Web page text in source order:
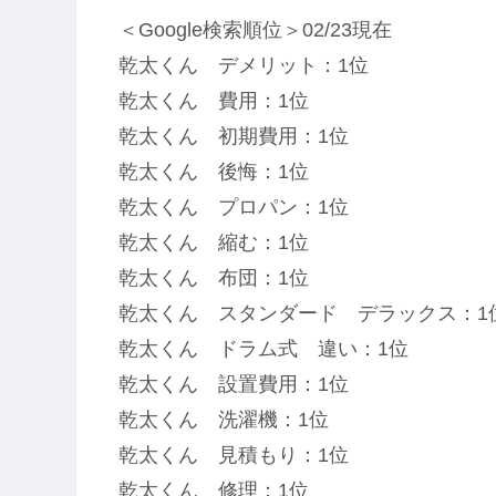
＜Google検索順位＞02/23現在
乾太くん デメリット：1位
乾太くん 費用：1位
乾太くん 初期費用：1位
乾太くん 後悔：1位
乾太くん プロパン：1位
乾太くん 縮む：1位
乾太くん 布団：1位
乾太くん スタンダード デラックス：1
乾太くん ドラム式 違い：1位
乾太くん 設置費用：1位
乾太くん 洗濯機：1位
乾太くん 見積もり：1位
乾太くん 修理：1位